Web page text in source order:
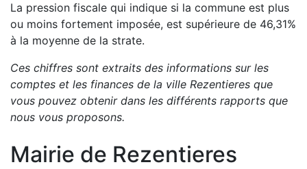
La pression fiscale qui indique si la commune est plus
ou moins fortement imposée, est supérieure de 46,31%
à la moyenne de la strate.
Ces chiffres sont extraits des informations sur les
comptes et les finances de la ville Rezentieres que
vous pouvez obtenir dans les différents rapports que
nous vous proposons.
Mairie de Rezentieres